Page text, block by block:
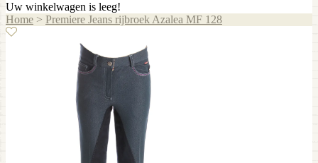
Uw winkelwagen is leeg!
Home > Premiere Jeans rijbroek Azalea MF 128